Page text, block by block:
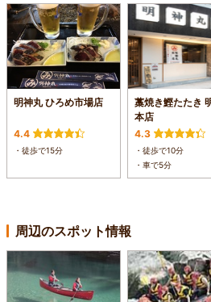
明神丸 ひろめ市場店
4.4
・徒歩で15分
藁焼き鰹たたき
本店
4.3
・徒歩で10分
・車で5分
周辺のスポット情報